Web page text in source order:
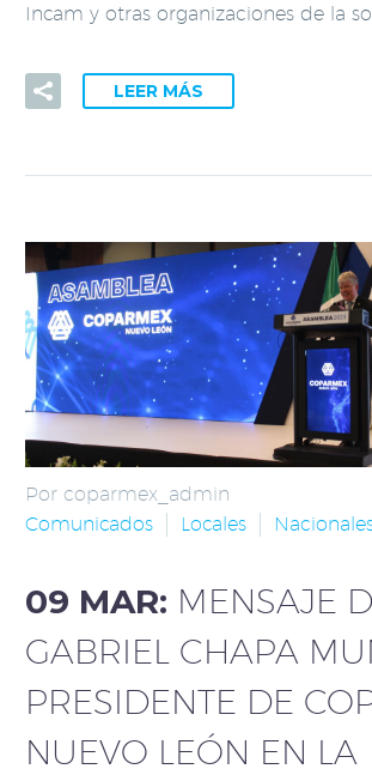
Incam y otras organizaciones de la
LEER MÁS
Por coparmex_admin
Comunicados
Locales
09 MAR: MENSAJE
GABRIEL CHAPA
PRESIDENTE DE
NUEVO LEÓN EN LA